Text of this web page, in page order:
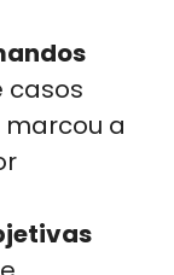
casos
a